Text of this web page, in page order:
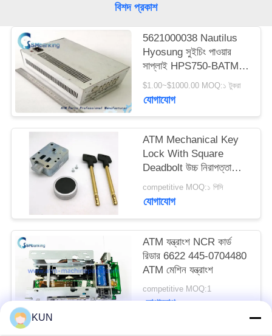
ম্যাপ
PRIVACY
POLICY
বিশদ প্রকাশ
5621000038 Nautilus
Hyosung সুইচিং পাওয়ার
সাপ্লাই HPS750-BATMIC
ATM অংশ
$1.00~$1000.00 MOQ:১ টুকরা
যোগাযোগ
ATM Mechanical Key
Lock With Square
Deadbolt উচ্চ নিরাপত্তা
ATM মেশিন
competitive MOQ:১ পিসি
যোগাযোগ
ATM যন্ত্রাংশ NCR কার্ড
রিডার 6622 445-0704480
ATM মেশিন যন্ত্রাংশ
competitive MOQ:1
যোগাযোগ
KUN